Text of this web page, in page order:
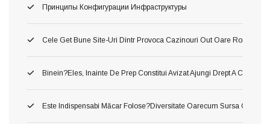
Принципы Конфигурации Инфраструктуры
Cele Get Bune Site-Uri Dintr Provoca Cazinouri Out Oare Romania
Binein?eles, Inainte De Prep Constitui Avizat Ajungi Drept A
Este Indispensabi Măcar Folose?diversitate Oarecum Sursa